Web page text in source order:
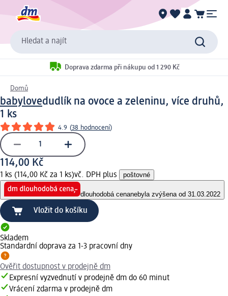
Hledat a najít
Doprava zdarma při nákupu od 1 290 Kč
Domů
babylovedudlík na ovoce a zeleninu, více druhů,
1 ks
4.9 (38 hodnocení)
114,00 Kč
1 ks (114,00 Kč za 1 ks)vč. DPH plus poštovné
dlouhodobá cenanebyla zvýšena od 31.03.2022
Vložit do košíku
Skladem
Standardní doprava za 1-3 pracovní dny
Ověřit dostupnost v prodejně dm
Expresní vyzvednutí v prodejně dm do 60 minut
Vrácení zdarma v prodejně dm